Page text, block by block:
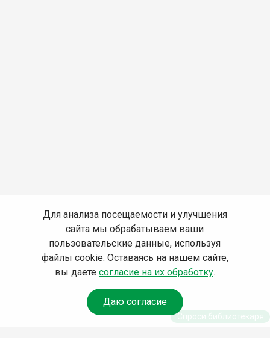
Для анализа посещаемости и улучшения
сайта мы обрабатываем ваши
пользовательские данные, используя
файлы cookie. Оставаясь на нашем сайте,
вы даете согласие на их обработку.
Даю согласие
Спроси библиотекаря